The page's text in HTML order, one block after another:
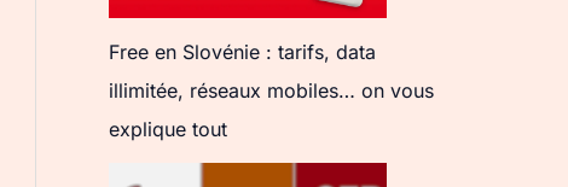
Free en Slovénie : tarifs, data
illimitée, réseaux mobiles… on vous
explique tout